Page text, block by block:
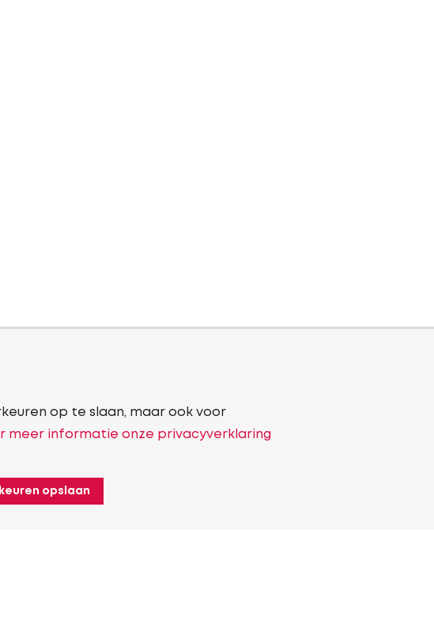
op te slaan, maar ook voor
meer informatie onze privacyverklaring
opslaan